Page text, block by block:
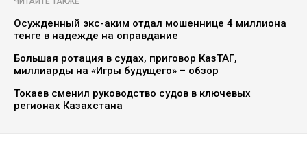
Осужденный экс-аким отдал мошеннице 4 миллиона
тенге в надежде на оправдание
Большая ротация в судах, приговор КазТАГ,
миллиарды на «Игры будущего» – обзор
Токаев сменил руководство судов в ключевых
регионах Казахстана